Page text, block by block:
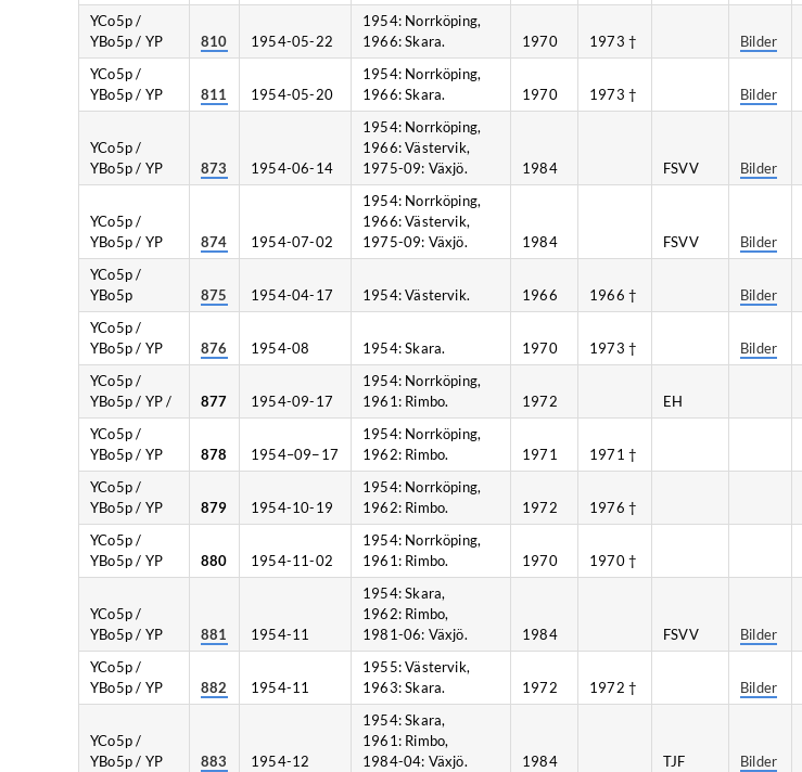
YCo5p /
YBo5p / YP
810 1954-05-22
1954: Norrköping,
1966: Skara.
1970 1973 †
Bilder
YCo5p /
YBo5p / YP
811 1954-05-20
1954: Norrköping,
1966: Skara.
1970 1973 † Bilder
YCo5p /
YBo5p / YP
873 1954-06-14
1954: Norrköping,
1966: Västervik,
1975-09: Växjö.
1984 FSVV Bilder
YCo5p /
YBo5p / YP
874 1954-07-02
1954: Norrköping,
1966: Västervik,
1975-09: Växjö.
1984 FSVV Bilder
YCo5p /
YBo5p
875 1954-04-17 1954: Västervik. 1966 1966 † Bilder
YCo5p /
YBo5p / YP
876 1954-08 1954: Skara. 1970 1973 †
Bilder
YCo5p /
YBo5p / YP /
877 1954-09-17
1954: Norrköping,
1961: Rimbo.
1972 EH
YCo5p /
YBo5p / YP
878 1954–09−17
1954: Norrköping,
1962: Rimbo.
1971 1971 †
YCo5p /
YBo5p / YP
879 1954-10-19
1954: Norrköping,
1962: Rimbo.
1972 1976 †
YCo5p /
YBo5p / YP
880 1954-11-02
1954: Norrköping,
1961: Rimbo.
1970 1970 †
YCo5p /
YBo5p / YP
881 1954-11
1954: Skara,
1962: Rimbo,
1981-06: Växjö.
1984 FSVV Bilder
YCo5p /
YBo5p / YP
882 1954-11
1955: Västervik,
1963: Skara.
1972 1972 † Bilder
YCo5p /
YBo5p / YP
883 1954-12
1954: Skara,
1961: Rimbo,
1984-04: Växjö.
1984 TJF Bilder